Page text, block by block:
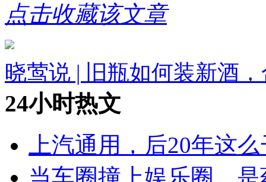
点击收藏该文章
晓莺说 | 旧瓶如何装新酒
24小时热文
上汽通用，后20年这
当车圈撞上娱乐圈，